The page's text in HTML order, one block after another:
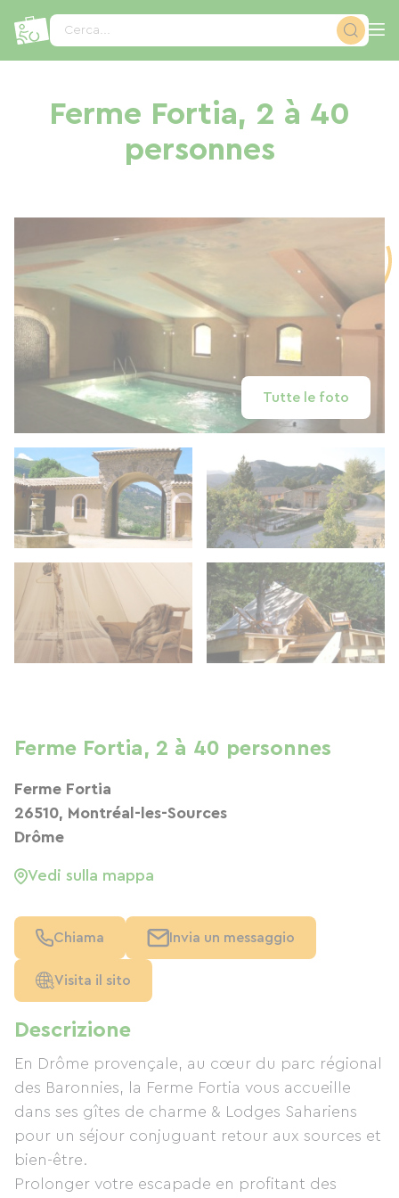
Cerca...
Ferme Fortia, 2 à 40
personnes
Tutte le foto
Descrizione
En Drôme provençale, au cœur du parc régional
des Baronnies, la Ferme Fortia vous accueille
dans ses gîtes de charme & Lodges Sahariens
pour un séjour conjuguant retour aux sources et
bien-être.
Prolonger votre escapade en profitant des
Ferme Fortia, 2 à 40 personnes
Ferme Fortia
26510, Montréal-les-Sources
Drôme
Vedi sulla mappa
Chiama Invia un messaggio
Visita il sito
Pannello di gestione dei cookies